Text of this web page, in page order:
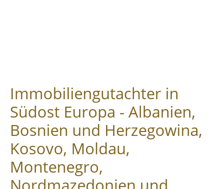
Immobiliengutachter in
Südost Europa - Albanien,
Bosnien und Herzegowina,
Kosovo, Moldau,
Montenegro,